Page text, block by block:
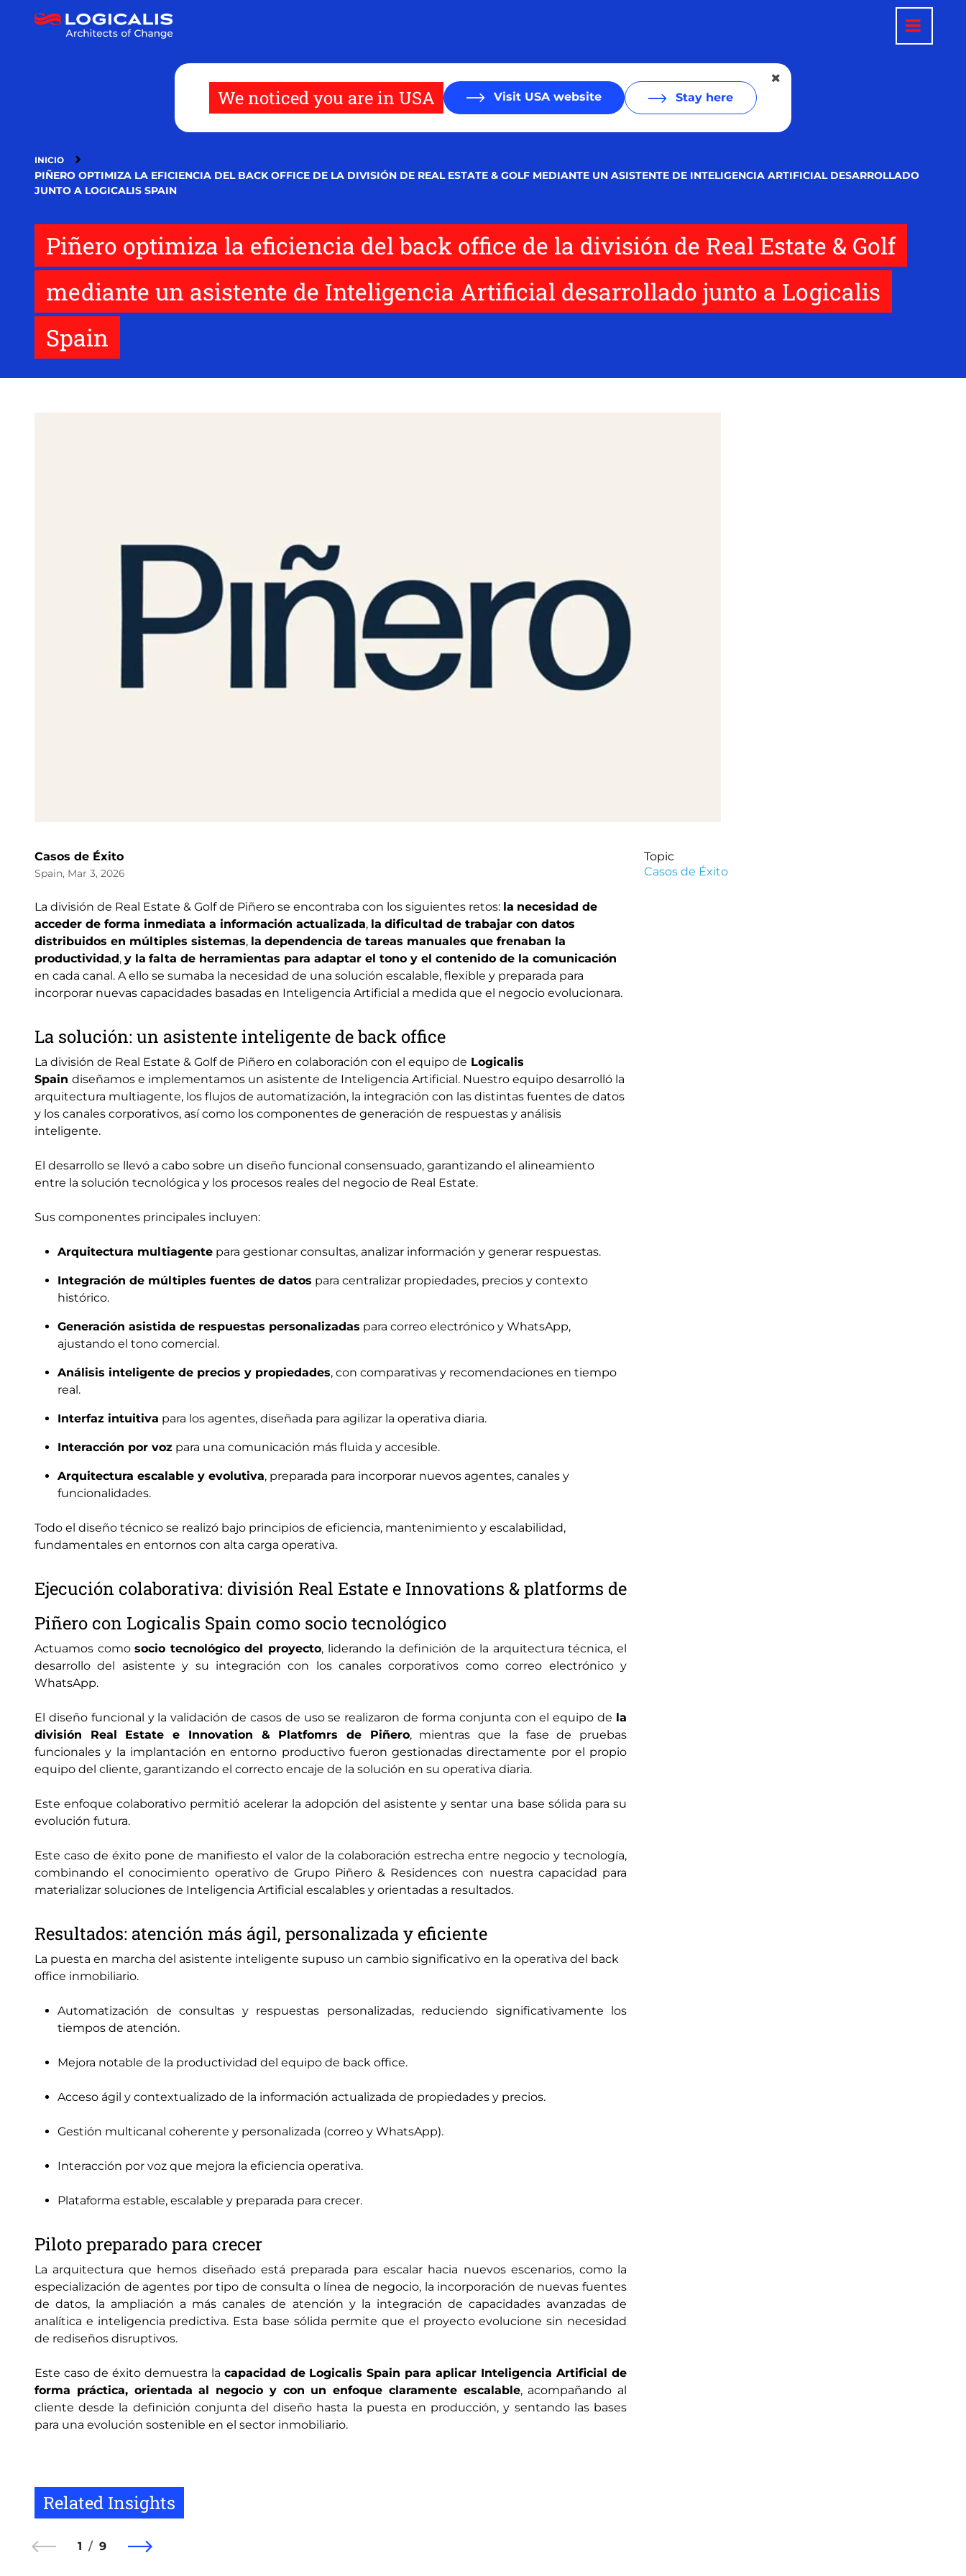
contenido
We noticed you are in USA Visit USA website Stay here
INICIO
PIÑERO OPTIMIZA LA EFICIENCIA DEL BACK OFFICE DE LA DIVISIÓN DE REAL ESTATE & GOLF MEDIANTE UN ASISTENTE DE INTELIGENCIA ARTIFICIAL DESARROLLADO
JUNTO A LOGICALIS SPAIN
Piñero optimiza la eficiencia del back office de la división de Real Estate & Golf
mediante un asistente de Inteligencia Artificial desarrollado junto a Logicalis
Spain
Casos de Éxito
Spain, Mar 3, 2026
La división de Real Estate & Golf de Piñero se encontraba con los siguientes retos: la necesidad de
acceder de forma inmediata a información actualizada, la dificultad de trabajar con datos
distribuidos en múltiples sistemas, la dependencia de tareas manuales que frenaban la
productividad, y la falta de herramientas para adaptar el tono y el contenido de la comunicación
en cada canal. A ello se sumaba la necesidad de una solución escalable, flexible y preparada para
incorporar nuevas capacidades basadas en Inteligencia Artificial a medida que el negocio evolucionara.
La solución: un asistente inteligente de back office
La división de Real Estate & Golf de Piñero en colaboración con el equipo de Logicalis
Spain diseñamos e implementamos un asistente de Inteligencia Artificial. Nuestro equipo desarrolló la
arquitectura multiagente, los flujos de automatización, la integración con las distintas fuentes de datos
y los canales corporativos, así como los componentes de generación de respuestas y análisis
inteligente.
El desarrollo se llevó a cabo sobre un diseño funcional consensuado, garantizando el alineamiento
entre la solución tecnológica y los procesos reales del negocio de Real Estate.
Sus componentes principales incluyen:
Arquitectura multiagente para gestionar consultas, analizar información y generar respuestas.
Integración de múltiples fuentes de datos para centralizar propiedades, precios y contexto
histórico.
Generación asistida de respuestas personalizadas para correo electrónico y WhatsApp,
ajustando el tono comercial.
Análisis inteligente de precios y propiedades, con comparativas y recomendaciones en tiempo
real.
Interfaz intuitiva para los agentes, diseñada para agilizar la operativa diaria.
Interacción por voz para una comunicación más fluida y accesible.
Arquitectura escalable y evolutiva, preparada para incorporar nuevos agentes, canales y
funcionalidades.
Todo el diseño técnico se realizó bajo principios de eficiencia, mantenimiento y escalabilidad,
fundamentales en entornos con alta carga operativa.
Ejecución colaborativa: división Real Estate e Innovations & platforms de
Piñero con Logicalis Spain como socio tecnológico
Actuamos comosocio tecnológico del proyecto, liderando la definición de la arquitectura técnica, el
desarrollo del asistente y su integración con los canales corporativos como correo electrónico y
WhatsApp.
El diseño funcional y la validación de casos de uso se realizaron de forma conjunta con el equipo de la
división Real Estate e Innovation & Platfomrs de Piñero, mientras que la fase de pruebas
funcionales y la implantación en entorno productivo fueron gestionadas directamente por el propio
equipo del cliente, garantizando el correcto encaje de la solución en su operativa diaria.
Este enfoque colaborativo permitió acelerar la adopción del asistente y sentar una base sólida para su
evolución futura.
Este caso de éxito pone de manifiesto el valor de la colaboración estrecha entre negocio y tecnología,
combinando el conocimiento operativo de Grupo Piñero & Residences con nuestra capacidad para
materializar soluciones de Inteligencia Artificial escalables y orientadas a resultados.
Resultados: atención más ágil, personalizada y eficiente
La puesta en marcha del asistente inteligente supuso un cambio significativo en la operativa del back
office inmobiliario.
Automatización de consultas y respuestas personalizadas, reduciendo significativamente los
tiempos de atención.
Mejora notable de la productividad del equipo de back office.
Acceso ágil y contextualizado de la información actualizada de propiedades y precios.
Gestión multicanal coherente y personalizada (correo y WhatsApp).
Interacción por voz que mejora la eficiencia operativa.
Plataforma estable, escalable y preparada para crecer.
Piloto preparado para crecer
La arquitectura que hemos diseñado está preparada para escalar hacia nuevos escenarios, como la
especialización de agentes por tipo de consulta o línea de negocio, la incorporación de nuevas fuentes
de datos, la ampliación a más canales de atención y la integración de capacidades avanzadas de
analítica e inteligencia predictiva. Esta base sólida permite que el proyecto evolucione sin necesidad
de rediseños disruptivos.
Este caso de éxito demuestra la capacidad de Logicalis Spain para aplicar Inteligencia Artificial de
forma práctica, orientada al negocio y con un enfoque claramente escalable, acompañando al
cliente desde la definición conjunta del diseño hasta la puesta en producción, y sentando las bases
para una evolución sostenible en el sector inmobiliario.
Topic
Casos de Éxito
Related Insights
1 9